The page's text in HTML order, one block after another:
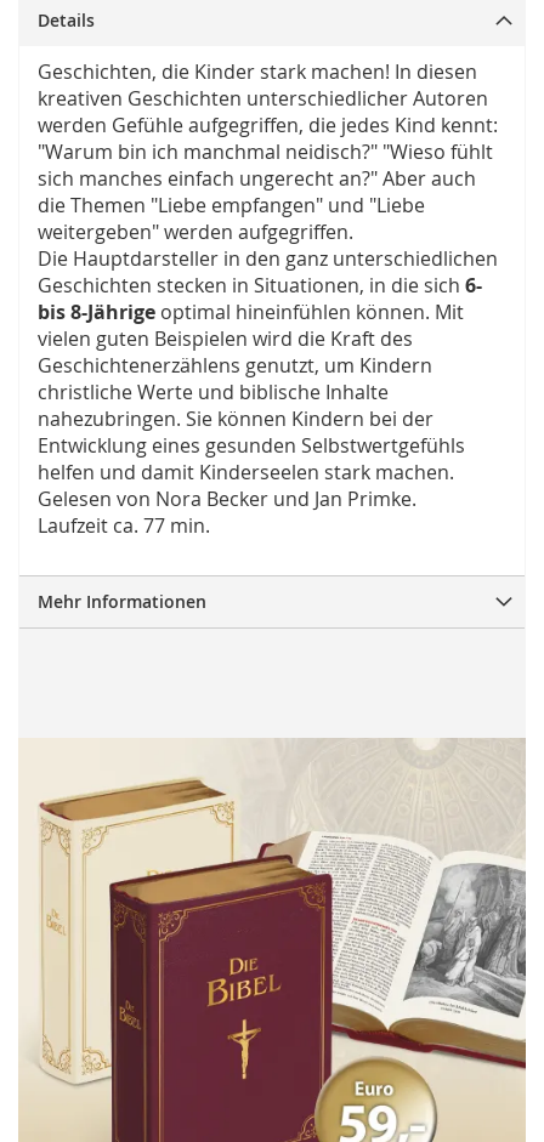
Details
Geschichten, die Kinder stark machen! In diesen
kreativen Geschichten unterschiedlicher Autoren
werden Gefühle aufgegriffen, die jedes Kind kennt:
"Warum bin ich manchmal neidisch?" "Wieso fühlt
sich manches einfach ungerecht an?" Aber auch
die Themen "Liebe empfangen" und "Liebe
weitergeben" werden aufgegriffen.
Die Hauptdarsteller in den ganz unterschiedlichen
Geschichten stecken in Situationen, in die sich 6-
bis 8-Jährige optimal hineinfühlen können. Mit
vielen guten Beispielen wird die Kraft des
Geschichtenerzählens genutzt, um Kindern
christliche Werte und biblische Inhalte
nahezubringen. Sie können Kindern bei der
Entwicklung eines gesunden Selbstwertgefühls
helfen und damit Kinderseelen stark machen.
Gelesen von Nora Becker und Jan Primke.
Laufzeit ca. 77 min.
Mehr Informationen